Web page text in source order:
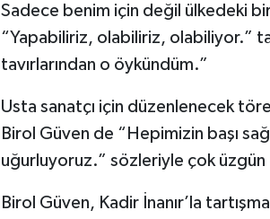
Sadece benim için değil ülkedeki
“Yapabiliriz, olabiliriz, olabiliyor.”
tavırlarından o öykündüm.”
Usta sanatçı için düzenlenecek
Birol Güven de “Hepimizin başı
uğurluyoruz.” sözleriyle çok üzgün
Birol Güven, Kadir İnanır’la